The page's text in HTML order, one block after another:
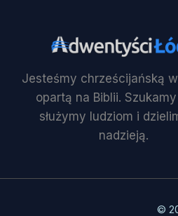
Jesteśmy chrześcijańską
opartą na Biblii.
służymy ludziom i
nadzieją.
©